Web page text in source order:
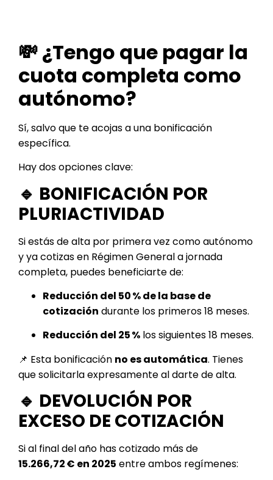
💸 ¿Tengo que pagar la
cuota completa como
autónomo?
Sí, salvo que te acojas a una bonificación
específica.
Hay dos opciones clave:
🔹 BONIFICACIÓN POR
PLURIACTIVIDAD
Si estás de alta por primera vez como autónomo
y ya cotizas en Régimen General a jornada
completa, puedes beneficiarte de:
Reducción del 50 % de la base de
cotización durante los primeros 18 meses.
Reducción del 25 % los siguientes 18 meses.
📌 Esta bonificación no es automática. Tienes
que solicitarla expresamente al darte de alta.
🔹 DEVOLUCIÓN POR
EXCESO DE COTIZACIÓN
Si al final del año has cotizado más de
15.266,72 € en 2025 entre ambos regímenes: